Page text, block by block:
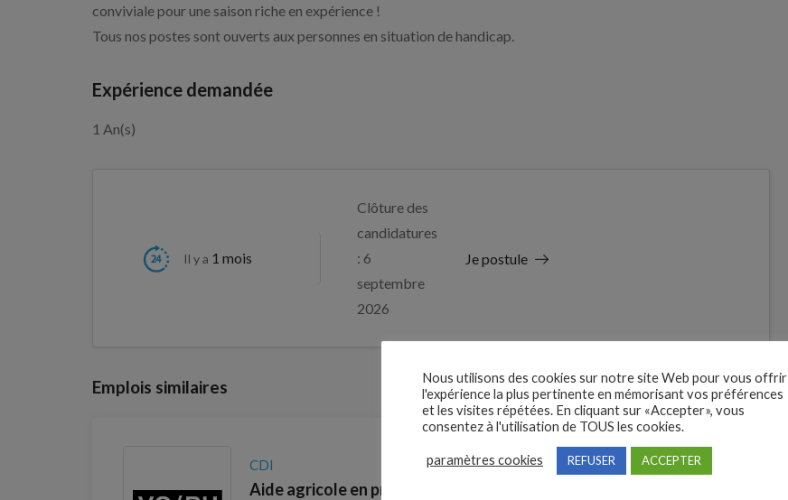
conviviale pour une saison riche en expérience !
Tous nos postes sont ouverts aux personnes en situation de handicap.
Expérience demandée
1 An(s)
Il y a 1 mois
Clôture des
candidatures
: 6
septembre
2026
Je postule
Emplois similaires
CDI
Aide agricole en production végétale (H/F)
Nous utilisons des cookies sur notre site Web pour vous offrir
l'expérience la plus pertinente en mémorisant vos préférences
et les visites répétées. En cliquant sur «Accepter», vous
consentez à l'utilisation de TOUS les cookies.
paramètres cookies REFUSER ACCEPTER